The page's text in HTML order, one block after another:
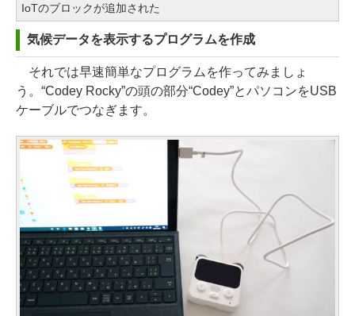
IoTのブロックが追加された
気候データを表示するプログラムを作成
それでは早速簡単なプログラムを作ってみましょ
う。“Codey Rocky”の頭の部分“Codey”とパソコンをUSB
ケーブルでつなぎます。